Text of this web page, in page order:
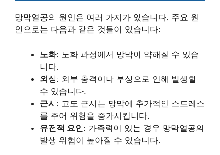
망막열공의 원인은 여러 가지가 있습니다. 주요 원
인으로는 다음과 같은 것들이 있습니다:
노화: 노화 과정에서 망막이 약해질 수 있습
니다.
외상: 외부 충격이나 부상으로 인해 발생할
수 있습니다.
근시: 고도 근시는 망막에 추가적인 스트레스
를 주어 위험을 증가시킵니다.
유전적 요인: 가족력이 있는 경우 망막열공의
발생 위험이 높아질 수 있습니다.